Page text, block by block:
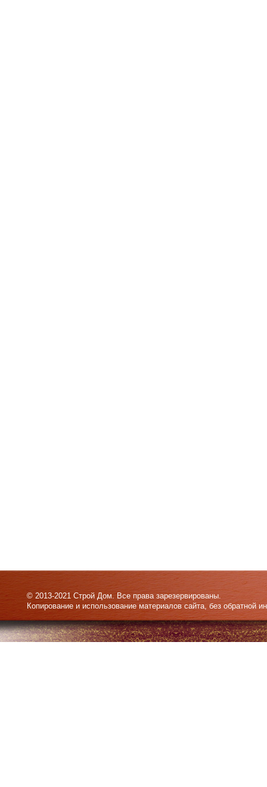
© 2013-2021 Строй Дом. Все права зарезервированы.
Копирование и использование материалов сайта, без обратной